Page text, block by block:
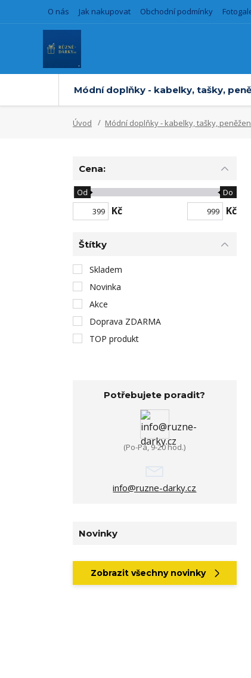
O nás Jak nakupovat Obchodní podmínky
Módní doplňky - kabelky, tašky,
Úvod Módní doplňky - kabelky, tašky,
Cena:
Kč
Od Do
Kč
Štítky
Skladem
Novinka
Akce
Doprava ZDARMA
TOP produkt
Potřebujete poradit?
(Po-Pá, 9-20 hod.)
info@ruzne-darky.cz
Novinky
Zobrazit všechny novinky